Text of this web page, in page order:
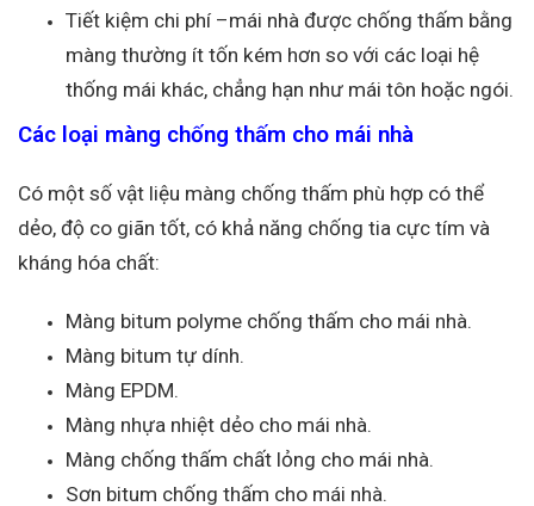
Tiết kiệm chi phí –mái nhà được chống thấm bằng
màng thường ít tốn kém hơn so với các loại hệ
thống mái khác, chẳng hạn như mái tôn hoặc ngói.
Các loại màng chống thấm cho mái nhà
Có một số vật liệu màng chống thấm phù hợp có thể
dẻo, độ co giãn tốt, có khả năng chống tia cực tím và
kháng hóa chất:
Màng bitum polyme chống thấm cho mái nhà.
Màng bitum tự dính.
Màng EPDM.
Màng nhựa nhiệt dẻo cho mái nhà.
Màng chống thấm chất lỏng cho mái nhà.
Sơn bitum chống thấm cho mái nhà.